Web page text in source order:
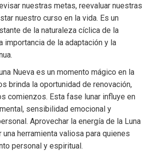
nuestras metas, reevaluar nuestras
nuestro curso en la vida. Es un
de la naturaleza cíclica de la
importancia de la adaptación y la
Nueva es un momento mágico en la
brinda la oportunidad de renovación,
comienzos. Esta fase lunar influye en
sensibilidad emocional y
Aprovechar la energía de la Luna
una herramienta valiosa para quienes
personal y espiritual.